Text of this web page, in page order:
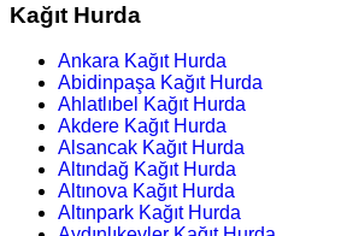
Kağıt Hurda
Ankara Kağıt Hurda
Abidinpaşa Kağıt Hurda
Ahlatlıbel Kağıt Hurda
Akdere Kağıt Hurda
Alsancak Kağıt Hurda
Altındağ Kağıt Hurda
Altınova Kağıt Hurda
Altınpark Kağıt Hurda